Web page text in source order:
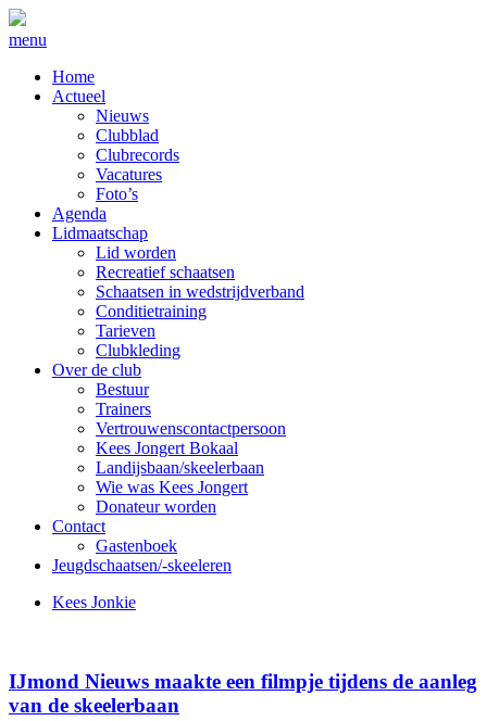
menu
Home
Actueel
Nieuws
Clubblad
Clubrecords
Vacatures
Foto’s
Agenda
Lidmaatschap
Lid worden
Recreatief schaatsen
Schaatsen in wedstrijdverband
Conditietraining
Tarieven
Clubkleding
Over de club
Bestuur
Trainers
Vertrouwenscontactpersoon
Kees Jongert Bokaal
Landijsbaan/skeelerbaan
Wie was Kees Jongert
Donateur worden
Contact
Gastenboek
Jeugdschaatsen/-skeeleren
Kees Jonkie
IJmond Nieuws maakte een filmpje tijdens de aanleg
van de skeelerbaan